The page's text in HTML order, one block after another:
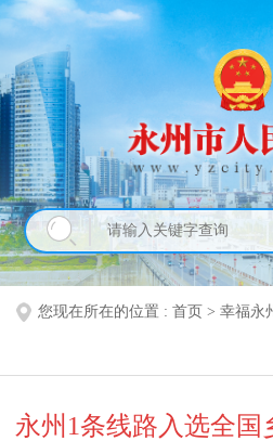
您现在所在的位置 : 首页 > 幸福永
永州1条线路入选全国